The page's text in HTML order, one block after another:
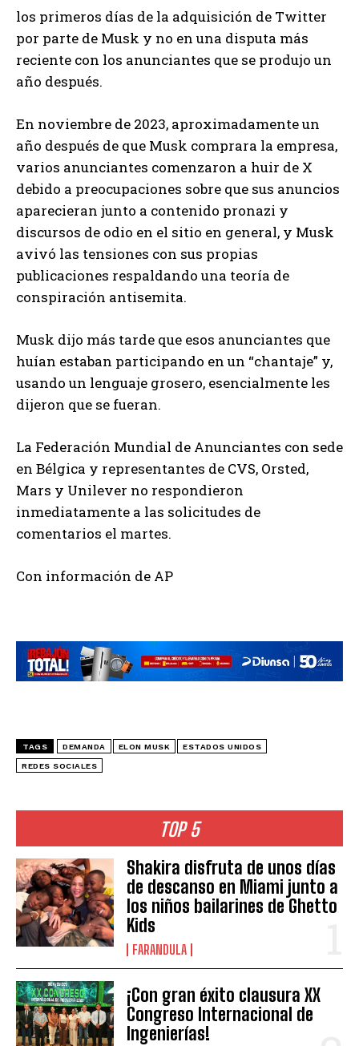
TOP 5
Shakira disfruta de unos días
de descanso en Miami junto a
los niños bailarines de Ghetto
Kids
FARANDULA
¡Con gran éxito clausura XX
Congreso Internacional de
Ingenierías!
los primeros días de la adquisición de Twitter
por parte de Musk y no en una disputa más
reciente con los anunciantes que se produjo un
año después.
En noviembre de 2023, aproximadamente un
año después de que Musk comprara la empresa,
varios anunciantes comenzaron a huir de X
debido a preocupaciones sobre que sus anuncios
aparecieran junto a contenido pronazi y
discursos de odio en el sitio en general, y Musk
avivó las tensiones con sus propias
publicaciones respaldando una teoría de
conspiración antisemita.
Musk dijo más tarde que esos anunciantes que
huían estaban participando en un “chantaje” y,
usando un lenguaje grosero, esencialmente les
dijeron que se fueran.
La Federación Mundial de Anunciantes con sede
en Bélgica y representantes de CVS, Orsted,
Mars y Unilever no respondieron
inmediatamente a las solicitudes de
comentarios el martes.
Con información de AP
TAGS DEMANDA ELON MUSK ESTADOS UNIDOS
REDES SOCIALES